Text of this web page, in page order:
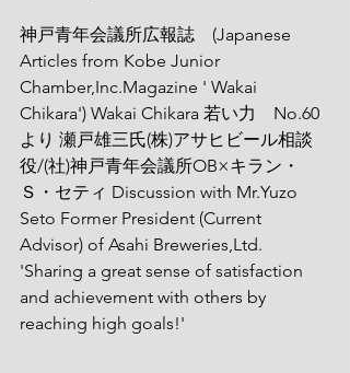
神戸青年会議所広報誌　(Japanese
Articles from Kobe Junior
Chamber,Inc.Magazine ' Wakai
Chikara') Wakai Chikara 若い力　No.60
より 瀬戸雄三氏(株)アサヒビール相談
役/(社)神戸青年会議所OB×キラン・
Ｓ・セティ Discussion with Mr.Yuzo
Seto Former President (Current
Advisor) of Asahi Breweries,Ltd.
'Sharing a great sense of satisfaction
and achievement with others by
reaching high goals!'